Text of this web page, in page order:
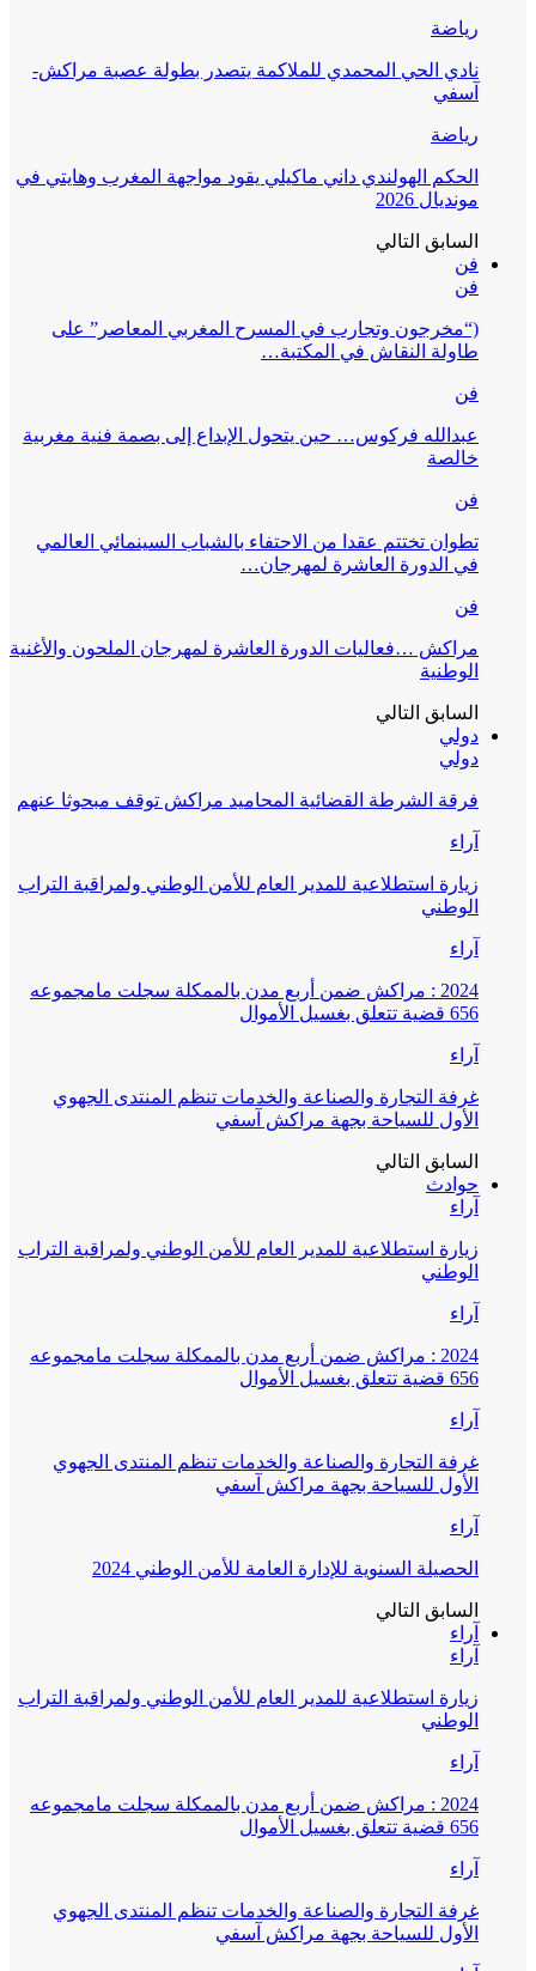
رياضة
نادي الحي المحمدي للملاكمة يتصدر بطولة عصبة مراكش-
آسفي
رياضة
الحكم الهولندي داني ماكيلي يقود مواجهة المغرب وهايتي في
مونديال 2026
السابق التالي
فن
فن
(“مخرجون وتجارب في المسرح المغربي المعاصر” على
طاولة النقاش في المكتبة…
فن
عبدالله فركوس… حين يتحول الإبداع إلى بصمة فنية مغربية
خالصة
فن
تطوان تختتم عقدا من الاحتفاء بالشباب السينمائي العالمي
في الدورة العاشرة لمهرجان…
فن
مراكش …فعاليات الدورة العاشرة لمهرجان الملحون والأغنية
الوطنية
السابق التالي
دولي
دولي
فرقة الشرطة القضائية المحاميد مراكش توقف مبحوثا عنهم
آراء
زيارة استطلاعية للمدير العام للأمن الوطني ولمراقبة التراب
الوطني
آراء
2024 : مراكش ضمن أربع مدن بالممكلة سجلت مامجموعه
656 قضية تتعلق بغسيل الأموال
آراء
غرفة التجارة والصناعة والخدمات تنظم المنتدى الجهوي
الأول للسياحة بجهة مراكش آسفي
السابق التالي
حوادث
آراء
زيارة استطلاعية للمدير العام للأمن الوطني ولمراقبة التراب
الوطني
آراء
2024 : مراكش ضمن أربع مدن بالممكلة سجلت مامجموعه
656 قضية تتعلق بغسيل الأموال
آراء
غرفة التجارة والصناعة والخدمات تنظم المنتدى الجهوي
الأول للسياحة بجهة مراكش آسفي
آراء
الحصيلة السنوية للإدارة العامة للأمن الوطني 2024
السابق التالي
آراء
آراء
زيارة استطلاعية للمدير العام للأمن الوطني ولمراقبة التراب
الوطني
آراء
2024 : مراكش ضمن أربع مدن بالممكلة سجلت مامجموعه
656 قضية تتعلق بغسيل الأموال
آراء
غرفة التجارة والصناعة والخدمات تنظم المنتدى الجهوي
الأول للسياحة بجهة مراكش آسفي